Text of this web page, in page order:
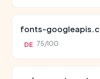
fonts-
DE 75/100